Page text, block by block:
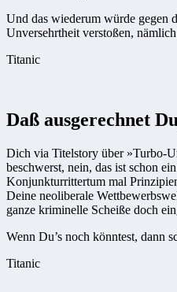
Und das wiederum würde gegen
Unversehrtheit verstoßen,
Titanic
Daß ausgerechnet
Dich via Titel­story über »Turbo-
beschwerst, nein, das ist schon
Konjunkturrit­tertum mal
Deine neoliberale
ganze kriminelle Scheiße doch
Wenn Du’s noch könntest, dann
Titanic